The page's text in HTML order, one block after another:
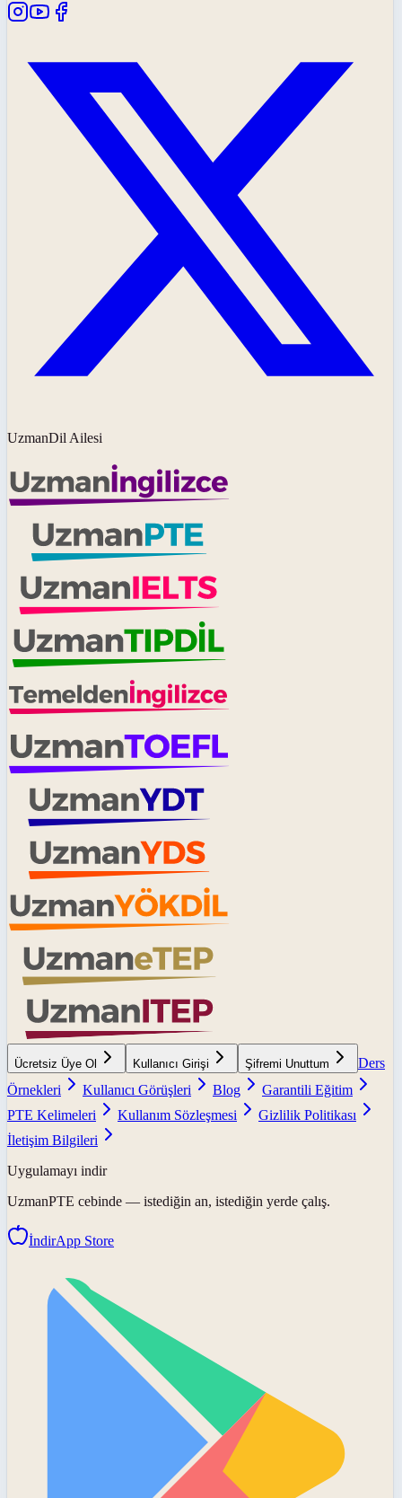
UzmanDil Ailesi
Ücretsiz Üye Ol Kullanıcı Girişi Şifremi Unuttum
Ders
Örnekleri
Kullanıcı Görüşleri Blog
Garantili Eğitim
PTE Kelimeleri
Kullanım Sözleşmesi
Gizlilik Politikası
İletişim Bilgileri
Uygulamayı indir
UzmanPTE cebinde — istediğin an, istediğin yerde çalış.
İndirApp Store